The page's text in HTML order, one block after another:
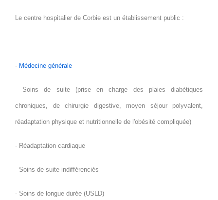
Le centre hospitalier de Corbie est un établissement public :
- Médecine générale
- Soins de suite (prise en charge des plaies diabétiques
chroniques, de chirurgie digestive, moyen séjour polyvalent,
réadaptation physique et nutritionnelle de l'obésité compliquée)
- Réadaptation cardiaque
- Soins de suite indifférenciés
- Soins de longue durée (USLD)